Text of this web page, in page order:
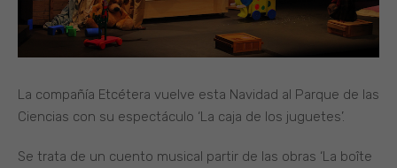
La compañía Etcétera vuelve esta Navidad al Parque de las
Ciencias con su espectáculo ‘La caja de los juguetes’.
Se trata de un cuento musical partir de las obras ‘La boîte